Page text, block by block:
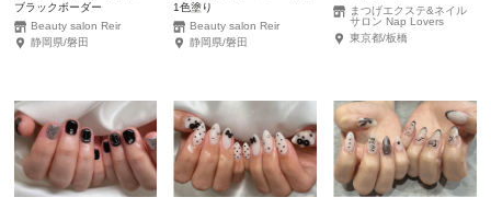
ブラックボーダー
Beauty salon Reir
静岡県/磐田
1色塗り
Beauty salon Reir
静岡県/磐田
まつげエクステ&ネイル
サロン Nap Lovers
東京都/板橋